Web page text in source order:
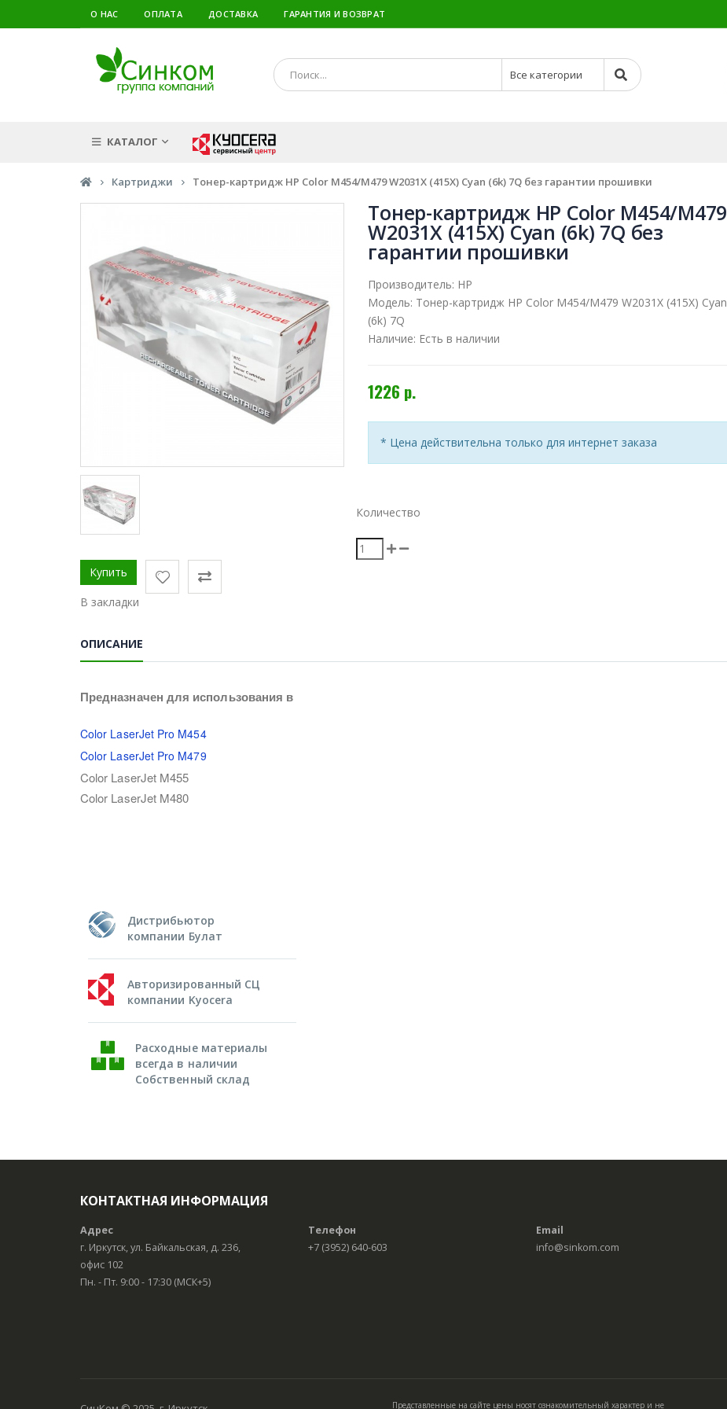
О НАС ОПЛАТА ДОСТАВКА ГАРАНТИЯ И ВОЗВРАТ
КАТАЛОГ
Картриджи Тонер-картридж HP Color M454/M479 W2031X (415X) Cyan (6k) 7Q без гарантии прошивки
Тонер-картридж HP Color M454/M479
W2031X (415X) Cyan (6k) 7Q без
гарантии прошивки
Производитель: HP
Модель: Тонер-картридж HP Color M454/M479 W2031X (415X) Cyan
(6k) 7Q
Наличие: Есть в наличии
1226 р.
* Цена действительна только для интернет заказа
Количество
В закладки
ОПИСАНИЕ
Предназначен для использования в
Color LaserJet Pro M454
Color LaserJet Pro M479
Color LaserJet M455
Color LaserJet M480
Дистрибьютор
компании Булат
Авторизированный СЦ
компании Kyocera
Расходные материалы
всегда в наличии
Собственный склад
КОНТАКТНАЯ ИНФОРМАЦИЯ
Адрес
г. Иркутск, ул. Байкальская, д. 236,
офис 102
Пн. - Пт. 9:00 - 17:30 (МСК+5)
Телефон
+7 (3952) 640-603
Email
info@sinkom.com
Представленные на сайте цены носят ознакомительный характер и не